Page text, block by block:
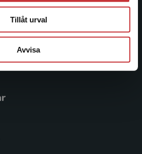
Tillåt urval
Avvisa